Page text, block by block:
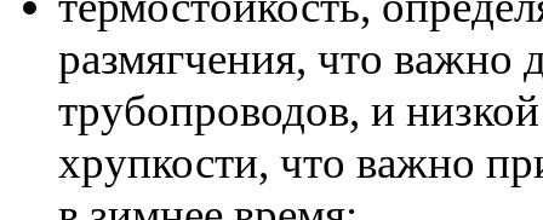
размягчения, что важно
трубопроводов, и
хрупкости, что важно